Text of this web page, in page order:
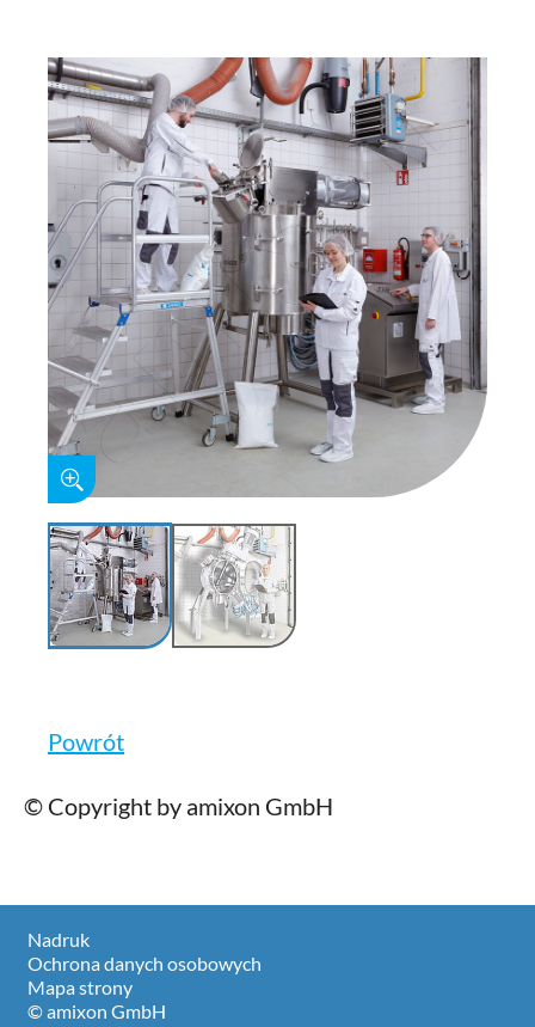
Powrót
© Copyright by amixon GmbH
Nadruk
Ochrona danych osobowych
Mapa strony
© amixon GmbH